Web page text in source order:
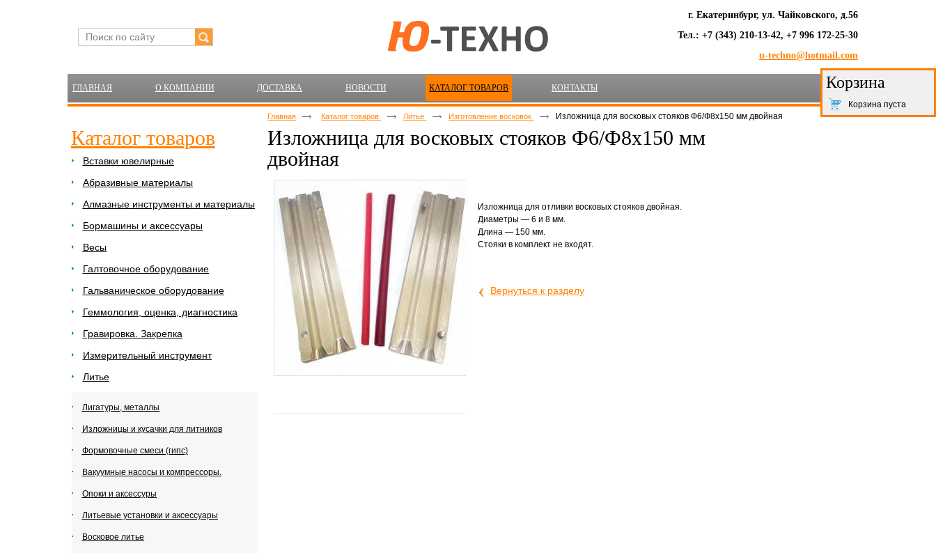
г. Екатеринбург, ул. Чайковского, д.56
Тел.: +7 (343) 210-13-42, +7 996 172-25-30
u-techno@hotmail.com
ГЛАВНАЯ О КОМПАНИИ ДОСТАВКА НОВОСТИ КАТАЛОГ ТОВАРОВ КОНТАКТЫ
Каталог товаров
Вставки ювелирные
Абразивные материалы
Алмазные инструменты и материалы
Бормашины и аксессуары
Весы
Галтовочное оборудование
Гальваническое оборудование
Геммология, оценка, диагностика
Гравировка. Закрепка
Измерительный инструмент
Литье
Лигатуры, металлы
Изложницы и кусачки для литников
Формовочные смеси (гипс)
Вакуумные насосы и компрессоры.
Опоки и аксессуры
Литьевые установки и аксессуары
Восковое литье
Корзина
Корзина пуста
Главная Каталог товаров Литье Изготовление восковок Изложница для восковых стояков Ф6/Ф8х150 мм двойная
Изложница для восковых стояков Ф6/Ф8х150 мм
двойная
Изложница для отливки восковых стояков двойная.
Диаметры — 6 и 8 мм.
Длина — 150 мм.
Стояки в комплект не входят.
‹ Вернуться к разделу